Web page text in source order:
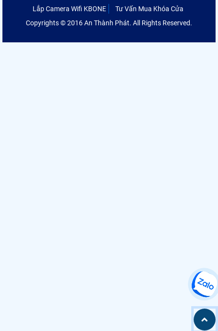
Lắp Camera Wifi KBONE
Tư Vấn Mua Khóa Cửa
Copyrights © 2016 An Thành Phát. All Rights Reserved.